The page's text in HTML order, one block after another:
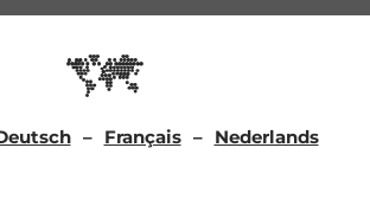
Français Nederlands